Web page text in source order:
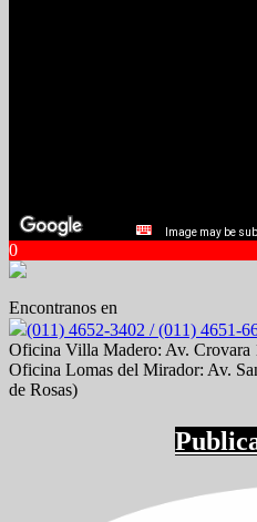
Image may be
0
Encontranos en
(011) 4652-3402 / (011) 4651-
Oficina Villa Madero: Av. Crovara
Oficina Lomas del Mirador: Av.
de Rosas)